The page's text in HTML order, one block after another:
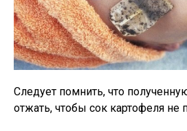
Следует помнить, что
отжать, чтобы сок картофеля не